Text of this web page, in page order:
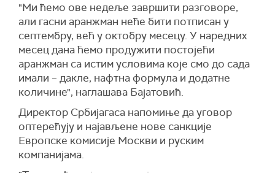
"Ми ћемо ове недеље завршити разговоре,
али гасни аранжман неће бити потписан у
септембру, већ у октобру месецу. У наредних
месец дана ћемо продужити постојећи
аранжман са истим условима које смо до сада
имали – дакле, нафтна формула и додатне
количине", наглашава Бајатовић.
Директор Србијагаса напомиње да уговор
оптерећују и најављене нове санкције
Европске комисије Москви и руским
компанијама.